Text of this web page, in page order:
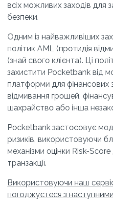
всіх можливих заходів для
безпеки.
Одним із найважливіших
політик AML (протидія
(знай свого клієнта). Ці
захистити Pocketbank від
платформи для фінансових
відмивання грошей,
шахрайство або інша
Pocketbank застосовує
ризиків, використовуючи
механізми оцінки Risk-
транзакції.
Використовуючи наш
погоджуєтеся з